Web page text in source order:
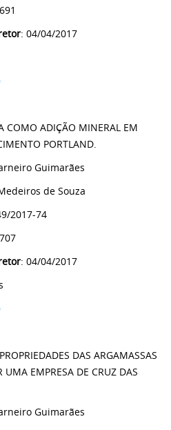
: 04/04/2017
COMO ADIÇÃO MINERAL EM
PORTLAND.
Guimarães
de Souza
2017-74
: 04/04/2017
DAS ARGAMASSAS
UMA EMPRESA DE CRUZ DAS
Guimarães